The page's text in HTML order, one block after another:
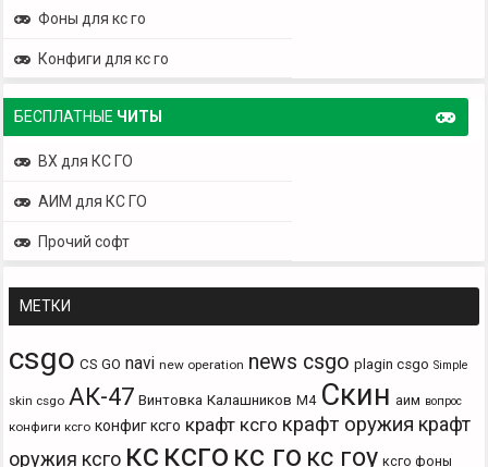
Фоны для кс го
Конфиги для кс го
БЕСПЛАТНЫЕ ЧИТЫ
ВХ для КС ГО
АИМ для КС ГО
Прочий софт
МЕТКИ
csgo CS GO navi new operation news csgo plagin csgo Simple
skin csgo АК-47 Винтовка Калашников М4 Скин аим вопрос
конфиги ксго конфиг ксго крафт ксго крафт оружия крафт
оружия ксго кс ксго кс го кс гоу ксго фоны